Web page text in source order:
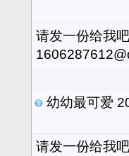
请发一份给我
幼幼最可爱
请发一份给我